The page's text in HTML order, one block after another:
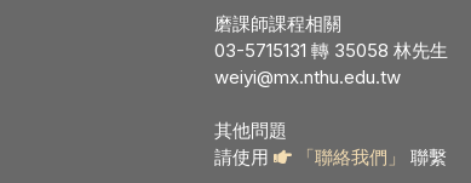
磨課師課程相關
03-5715131 轉 35058 林先生
weiyi@mx.nthu.edu.tw
其他問題
請使用
「聯絡我們」 聯繫